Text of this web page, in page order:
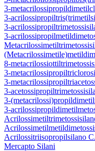
3-
3-
3-
3-
8-
3-
3-
3-
3-
3-
Acrilossitriisopropilsilano
Mercapto Silani